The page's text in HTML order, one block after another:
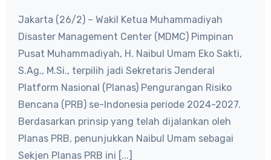
Jakarta (26/2) – Wakil Ketua Muhammadiyah
Disaster Management Center (MDMC) Pimpinan
Pusat Muhammadiyah, H. Naibul Umam Eko Sakti,
S.Ag., M.Si., terpilih jadi Sekretaris Jenderal
Platform Nasional (Planas) Pengurangan Risiko
Bencana (PRB) se-Indonesia periode 2024-2027.
Berdasarkan prinsip yang telah dijalankan oleh
Planas PRB, penunjukkan Naibul Umam sebagai
Sekjen Planas PRB ini [...]